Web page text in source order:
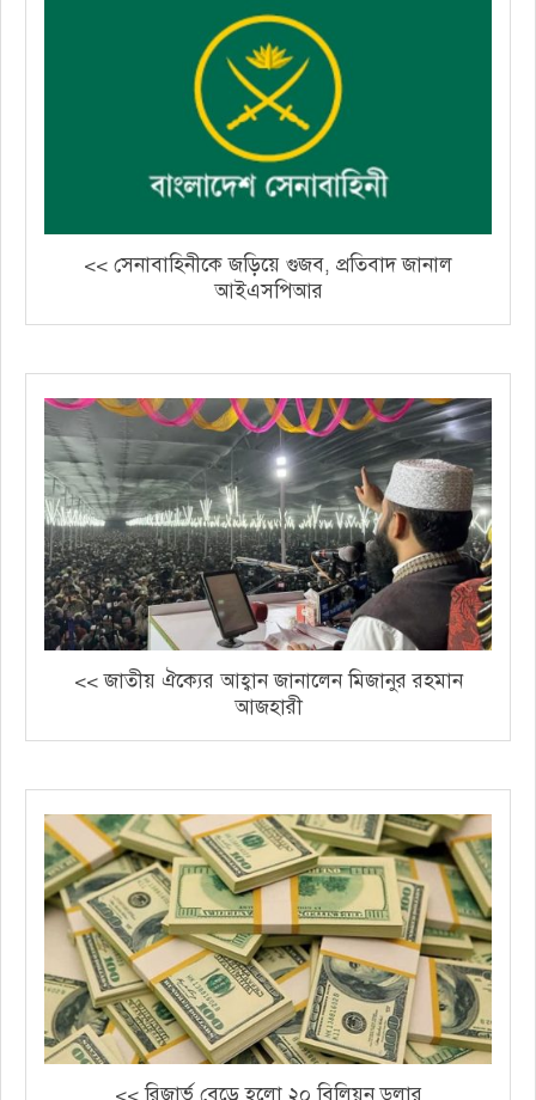
<< সেনাবাহিনীকে জড়িয়ে গুজব, প্রতিবাদ জানাল
আইএসপিআর
<< জাতীয় ঐক্যের আহ্বান জানালেন মিজানুর রহমান
আজহারী
<< রিজার্ভ বেড়ে হলো ২০ বিলিয়ন ডলার